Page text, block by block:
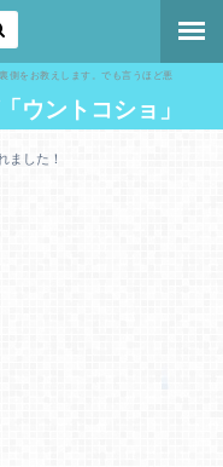
側をお教えします。でも言うほど悪
ウントコショ」
ました！